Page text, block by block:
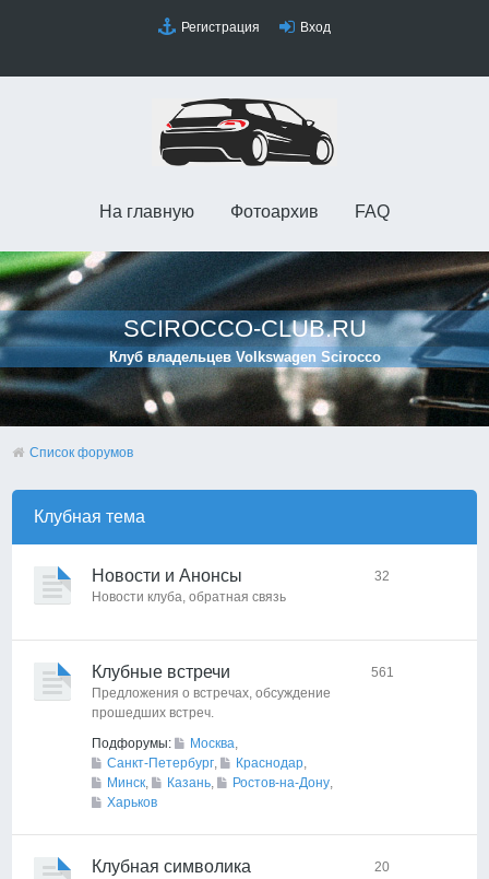
Регистрация Вход
На главную Фотоархив FAQ
SCIROCCO-CLUB.RU
Клуб владельцев Volkswagen Scirocco
Список форумов
Клубная тема
Новости и Анонсы
Новости клуба, обратная связь
32
Клубные встречи
Предложения о встречах, обсуждение
прошедших встреч.
Подфорумы:
Москва,
Санкт-Петербург, Краснодар,
Минск, Казань, Ростов-на-Дону,
Харьков
561
Клубная символика 20